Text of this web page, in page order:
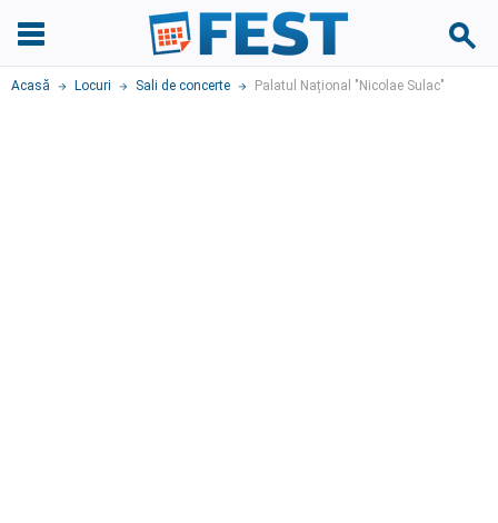
Acasă Locuri Sali de concerte Palatul Național "Nicolae Sulac"